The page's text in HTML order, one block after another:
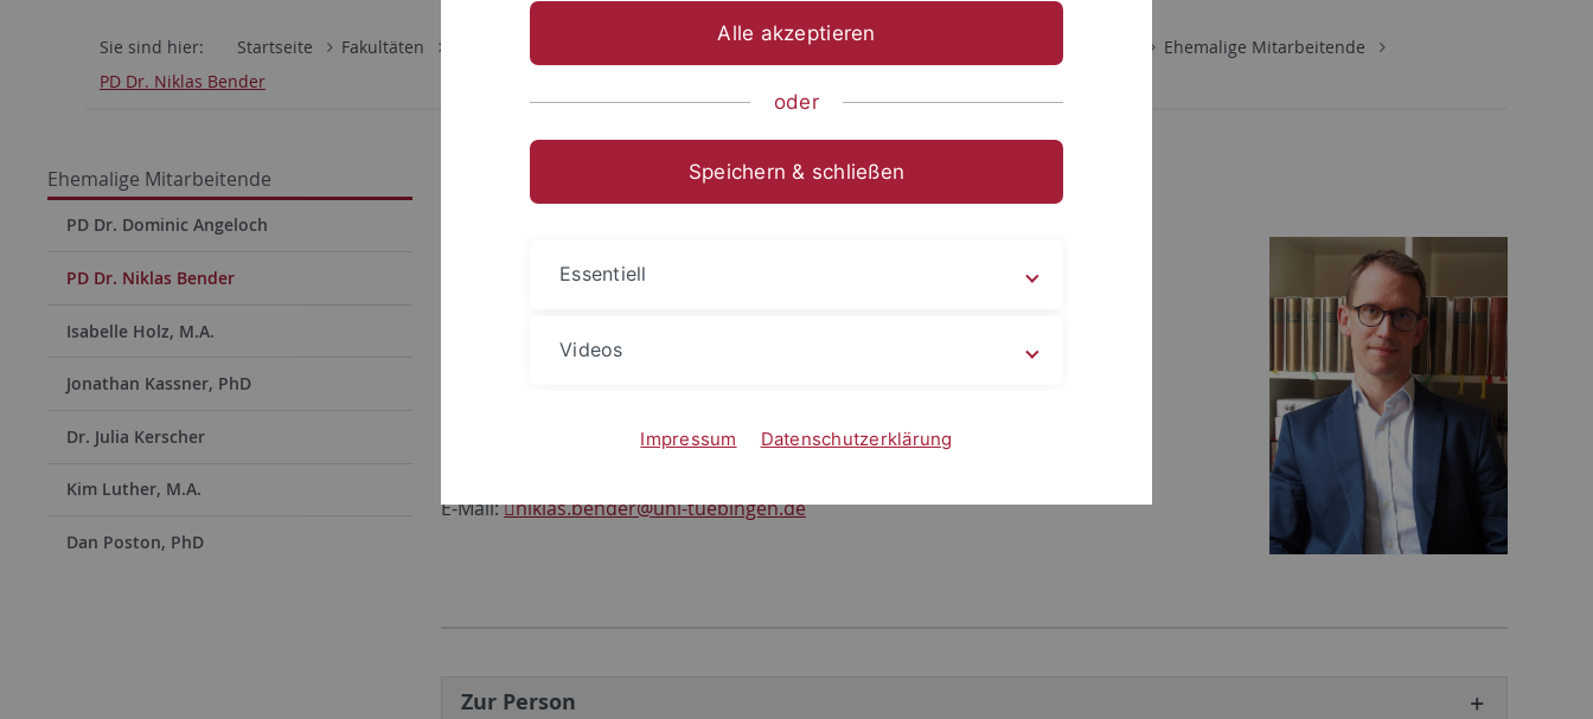
Sie sind hier: Startseite Fakultäten Neuere deutsche Literatur
Ehemalige Mitarbeitende
PD Dr. Niklas Bender
Ehemalige Mitarbeitende
PD Dr. Dominic Angeloch
PD Dr. Niklas Bender
Isabelle Holz, M.A.
Jonathan Kassner, PhD
Dr. Julia Kerscher
Kim Luther, M.A.
Dan Poston, PhD
PD Dr. Niklas Bender
Wintersemester 2019/2020
E-Mail: niklas.bender@uni-tuebingen.de
Zur Person
Alle akzeptieren
oder
Speichern & schließen
Essentiell
Videos
Impressum Datenschutzerklärung